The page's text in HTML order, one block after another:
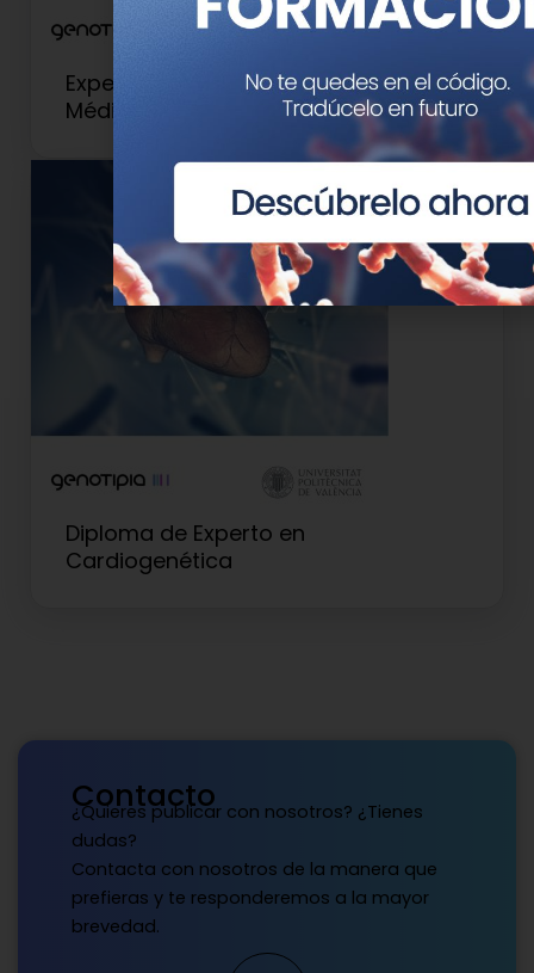
Experto Universitario en Genética
Médica y Genómica
Diploma de Experto en
Cardiogenética
Contacto
¿Quieres publicar con nosotros? ¿Tienes
dudas?
Contacta con nosotros de la manera que
prefieras y te responderemos a la mayor
brevedad.